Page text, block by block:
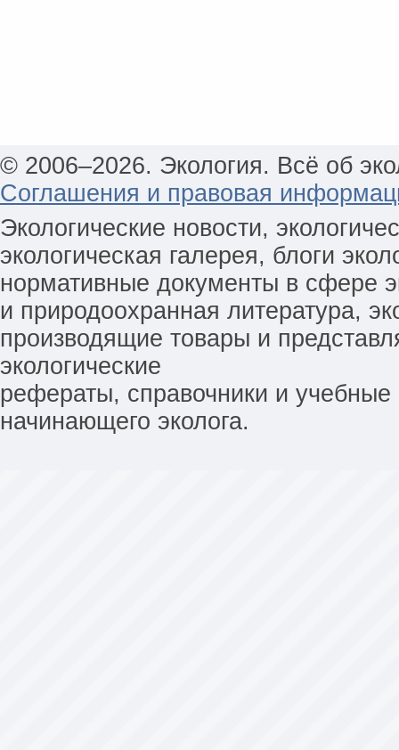
© 2006–2026. Экология. Всё об
Соглашения и правовая
Экологические новости,
экологическая галерея, блоги
нормативные документы в сфере
и природоохранная литература,
производящие товары и
экологические
рефераты, справочники и
начинающего эколога.